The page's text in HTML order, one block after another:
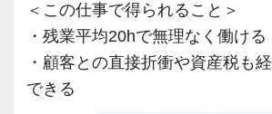
＜この仕事で得られること＞
・残業平均20hで無理なく働ける
・顧客との直接折衝や資産税も
できる